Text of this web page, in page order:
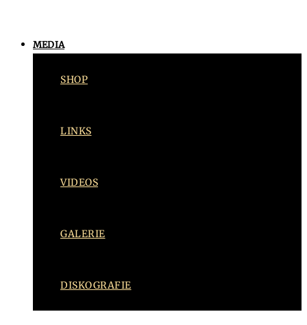
MEDIA
SHOP
LINKS
VIDEOS
GALERIE
DISKOGRAFIE